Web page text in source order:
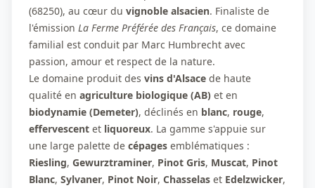
(68250), au cœur du vignoble alsacien. Finaliste de
l'émission La Ferme Préférée des Français, ce domaine
familial est conduit par Marc Humbrecht avec
passion, amour et respect de la nature.
Le domaine produit des vins d'Alsace de haute
qualité en agriculture biologique (AB) et en
biodynamie (Demeter), déclinés en blanc, rouge,
effervescent et liquoreux. La gamme s'appuie sur
une large palette de cépages emblématiques :
Riesling, Gewurztraminer, Pinot Gris, Muscat, Pinot
Blanc, Sylvaner, Pinot Noir, Chasselas et Edelzwicker,